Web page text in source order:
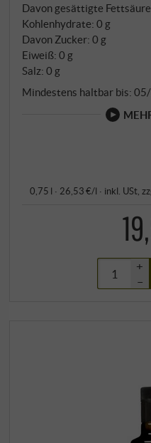
Davon gesättigte
Kohlenhydrate: 0 g
Davon Zucker: 0 g
Eiweiß: 0 g
Salz: 0 g
Mindestens haltbar bis:
0,75 l · 26,53 €/l · inkl. USt,
+
–